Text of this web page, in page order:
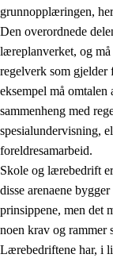
grunnopplæringen,
Den overordnede
læreplanverket, og
regelverk som
eksempel må
sammenheng med
spesialundervisning,
foreldresamarbeid.
Skole og lærebedrift
disse arenaene
prinsippene, men det
noen krav og
Lærebedriftene har, i